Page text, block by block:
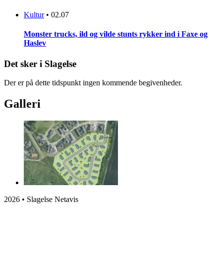
Kultur • 02.07
Monster trucks, ild og vilde stunts rykker ind i Faxe og
Haslev
Det sker i Slagelse
Der er på dette tidspunkt ingen kommende begivenheder.
Galleri
2026 • Slagelse Netavis